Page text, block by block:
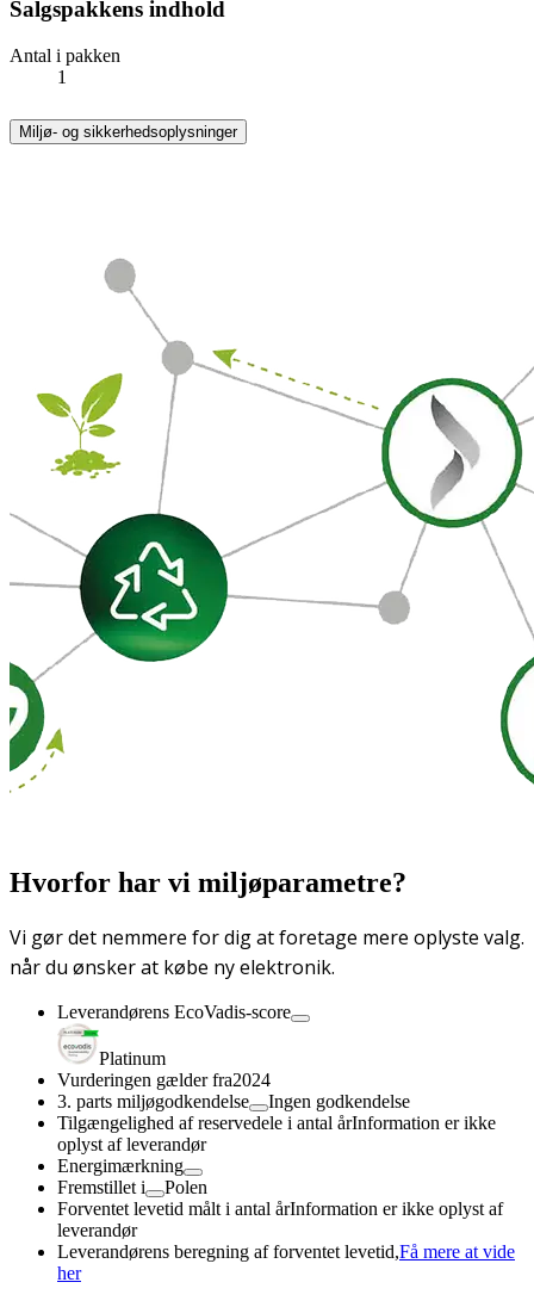
Salgspakkens indhold
Antal i pakken
1
Miljø- og sikkerhedsoplysninger
Hvorfor har vi miljøparametre?
Vi gør det nemmere for dig at foretage mere oplyste valg.
når du ønsker at købe ny elektronik.
Leverandørens EcoVadis-score
Platinum
Vurderingen gælder fra2024
3. parts miljøgodkendelse
Ingen godkendelse
Tilgængelighed af reservedele i antal årInformation er ikke
oplyst af leverandør
Energimærkning
Fremstillet i
Polen
Forventet levetid målt i antal årInformation er ikke oplyst af
leverandør
Leverandørens beregning af forventet levetid,Få mere at vide
her